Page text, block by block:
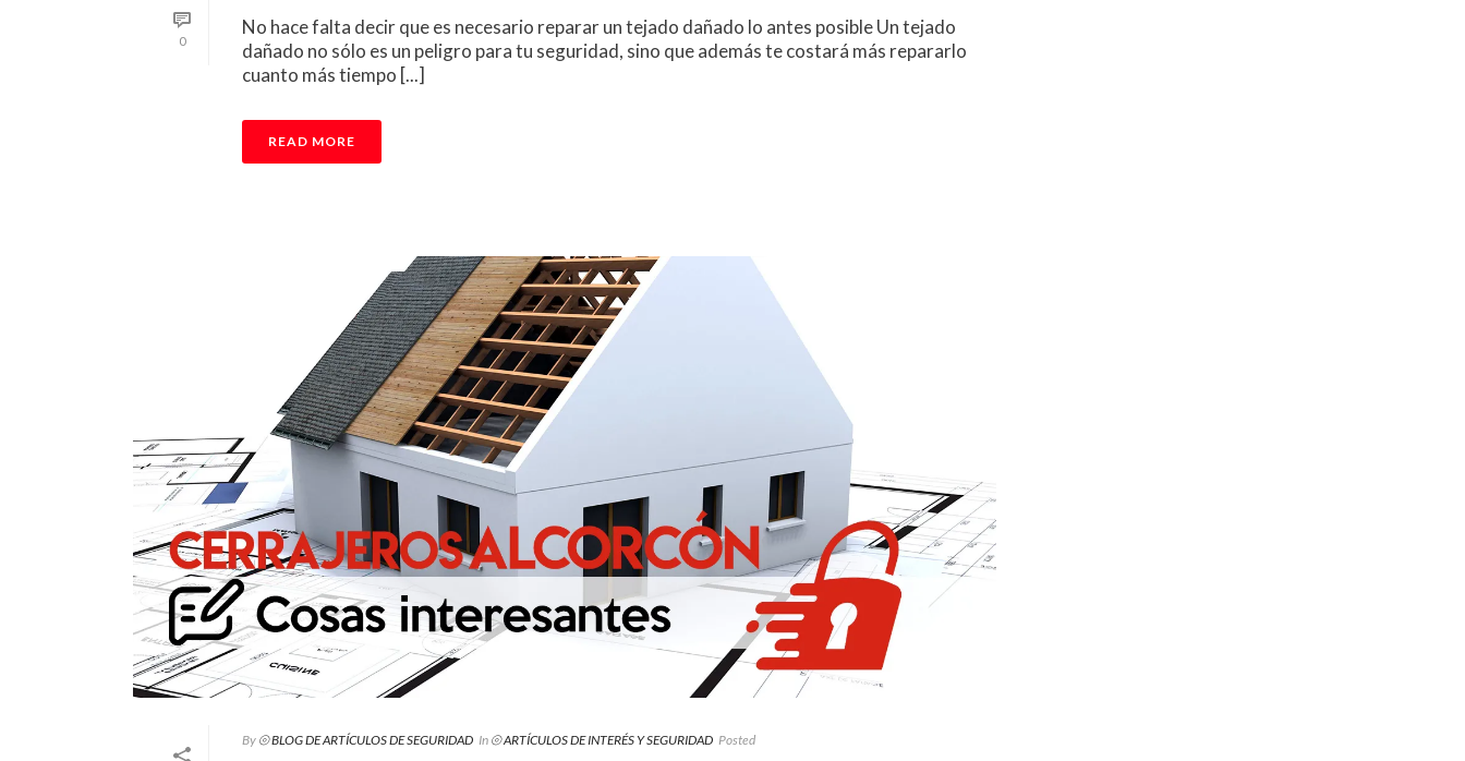
0
No hace falta decir que es necesario reparar un tejado dañado lo antes posible Un tejado
dañado no sólo es un peligro para tu seguridad, sino que además te costará más repararlo
cuanto más tiempo [...]
READ MORE
By ⦾ BLOG DE ARTÍCULOS DE SEGURIDAD In ⦾ ARTÍCULOS DE INTERÉS Y SEGURIDAD Posted